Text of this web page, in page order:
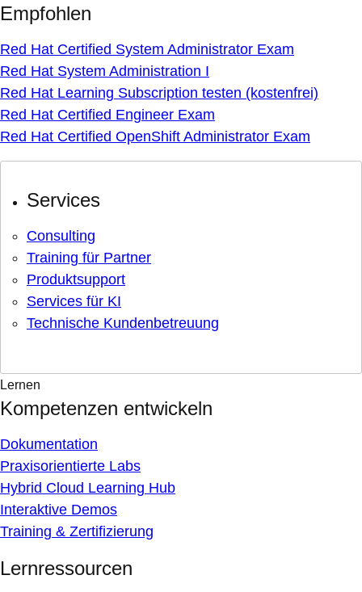
Empfohlen
Red Hat Certified System Administrator Exam
Red Hat System Administration I
Red Hat Learning Subscription testen (kostenfrei)
Red Hat Certified Engineer Exam
Red Hat Certified OpenShift Administrator Exam
Services
Consulting
Training für Partner
Produktsupport
Services für KI
Technische Kundenbetreuung
Lernen
Kompetenzen entwickeln
Dokumentation
Praxisorientierte Labs
Hybrid Cloud Learning Hub
Interaktive Demos
Training & Zertifizierung
Lernressourcen